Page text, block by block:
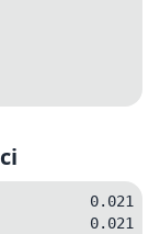
0.021
0.021